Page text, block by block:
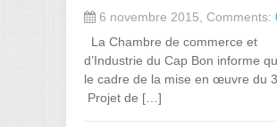
6 novembre 2015, Comments:
La Chambre de commerce et
d’Industrie du Cap Bon informe
le cadre de la mise en œuvre du
Projet de […]